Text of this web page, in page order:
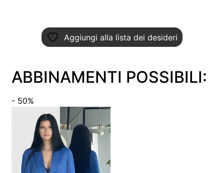
Aggiungi alla lista dei desideri
ABBINAMENTI POSSIBILI:
- 50%